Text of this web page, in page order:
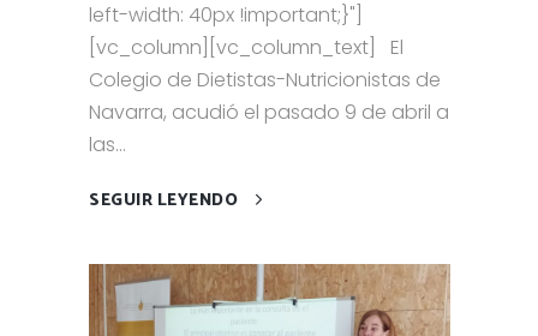
left-width: 40px !important;}"]
[vc_column][vc_column_text] El
Colegio de Dietistas-Nutricionistas de
Navarra, acudió el pasado 9 de abril a
las...
SEGUIR LEYENDO